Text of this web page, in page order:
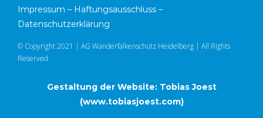
Impressum – Haftungsausschluss –
Datenschutzerklärung
© Copyright 2021 | AG Wanderfalkenschutz Heidelberg | All Rights
Reserved
Gestaltung der Website: Tobias Joest
(www.tobiasjoest.com)